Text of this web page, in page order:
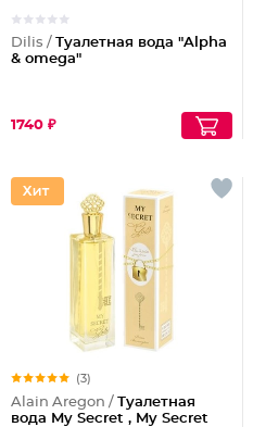
Dilis / Туалетная вода "Alpha
& omega"
1740 ₽
(3)
Alain Aregon / Туалетная
вода My Secret , My Secret